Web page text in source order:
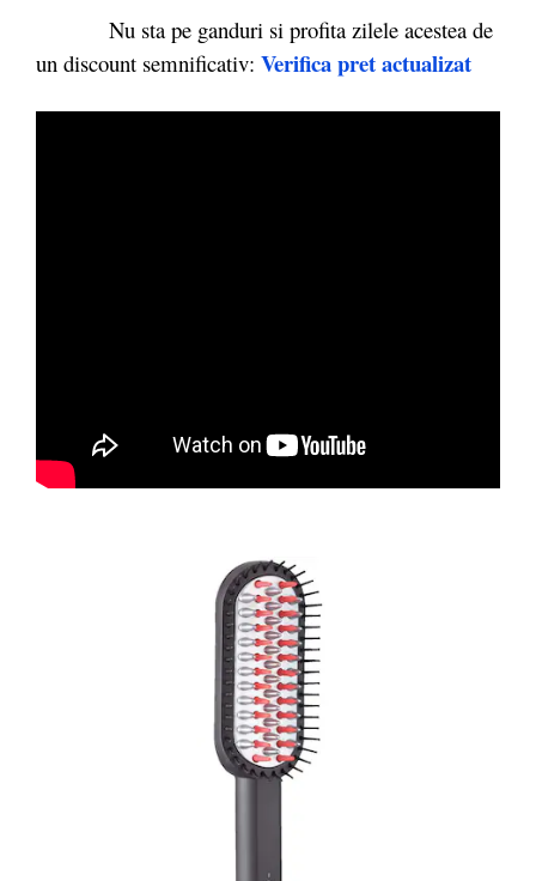
Nu sta pe ganduri si profita zilele acestea de
un discount semnificativ: Verifica pret actualizat